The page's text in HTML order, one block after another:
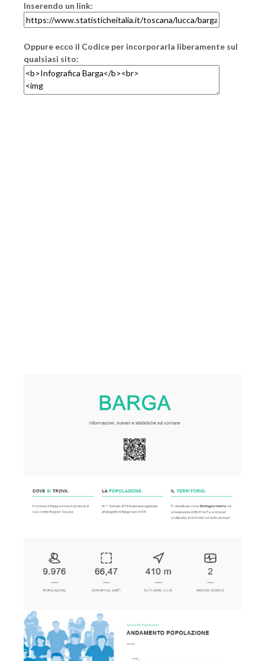
Inserendo un link:
Oppure ecco il Codice per incorporarla liberamente sul
qualsiasi sito: